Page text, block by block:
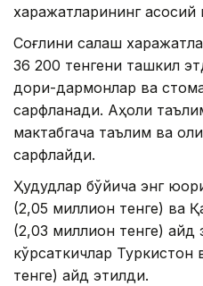
харажатларининг асосий
Соғлиқни сақлаш
36 200 тенгени ташкил
дори-дармонлар ва
сарфланади. Аҳоли
мактабгача таълим ва
сарфлайди.
Ҳудудлар бўйича энг
(2,05 миллион тенге) ва
(2,03 миллион тенге)
кўрсаткичлар Туркистон
тенге) қайд этилди.